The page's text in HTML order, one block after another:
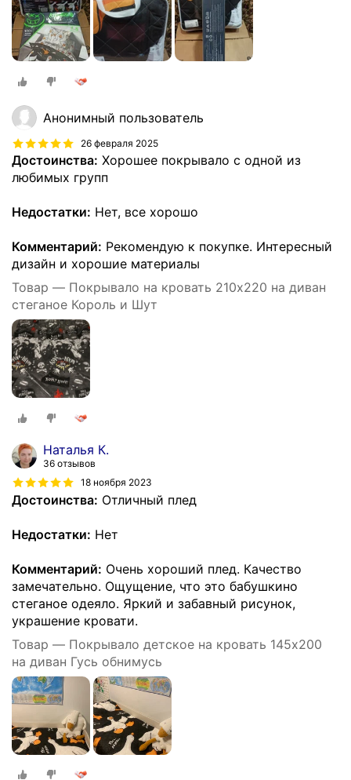
Анонимный пользователь
26 февраля 2025
Достоинства: Хорошее покрывало с одной из
любимых групп
Недостатки: Нет, все хорошо
Комментарий: Рекомендую к покупке. Интересный
дизайн и хорошие материалы
Товар — Покрывало на кровать 210х220 на диван
стеганое Король и Шут
Наталья К.
36 отзывов
18 ноября 2023
Достоинства: Отличный плед
Недостатки: Нет
Комментарий: Очень хороший плед. Качество
замечательно. Ощущение, что это бабушкино
стеганое одеяло. Яркий и забавный рисунок,
украшение кровати.
Товар — Покрывало детское на кровать 145х200
на диван Гусь обнимусь